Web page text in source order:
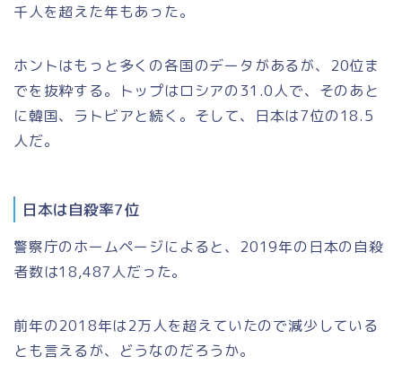
千人を超えた年もあった。
ホントはもっと多くの各国のデータがあるが、20位ま
でを抜粋する。トップはロシアの31.0人で、そのあと
に韓国、ラトビアと続く。そして、日本は7位の18.5
人だ。
日本は自殺率7位
警察庁のホームページによると、2019年の日本の自殺
者数は18,487人だった。
前年の2018年は2万人を超えていたので減少している
とも言えるが、どうなのだろうか。